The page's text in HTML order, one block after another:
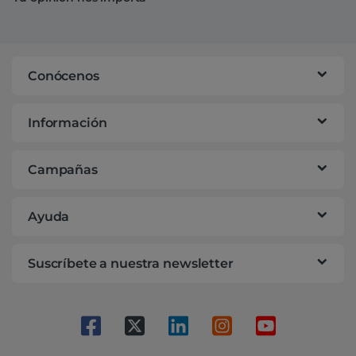
Conócenos
Información
Campañas
Ayuda
Suscríbete a nuestra newsletter